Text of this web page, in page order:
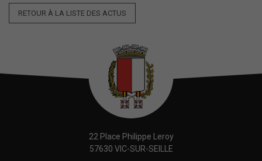
RETOUR À LA LISTE DES ACTUS
22 Place Philippe Leroy
57630 VIC-SUR-SEILLE
Nécessaires